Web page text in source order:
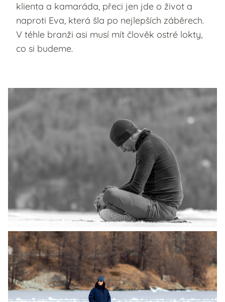
klienta a kamaráda, přeci jen jde o život a
naproti Eva, která šla po nejlepších záběrech.
V téhle branži asi musí mít člověk ostré lokty,
co si budeme.